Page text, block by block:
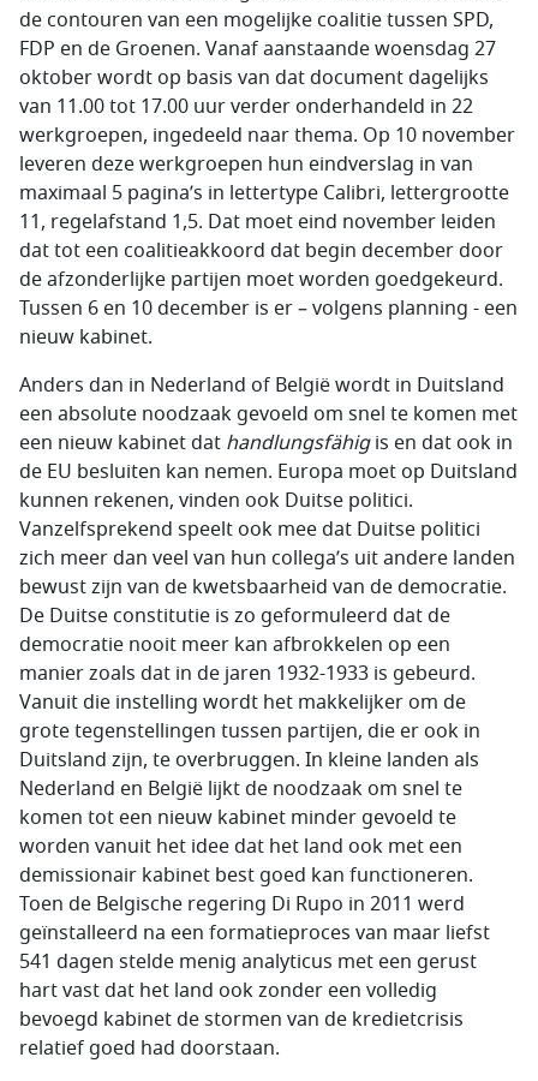
de contouren van een mogelijke coalitie tussen SPD,
FDP en de Groenen. Vanaf aanstaande woensdag 27
oktober wordt op basis van dat document dagelijks
van 11.00 tot 17.00 uur verder onderhandeld in 22
werkgroepen, ingedeeld naar thema. Op 10 november
leveren deze werkgroepen hun eindverslag in van
maximaal 5 pagina’s in lettertype Calibri, lettergrootte
11, regelafstand 1,5. Dat moet eind november leiden
dat tot een coalitieakkoord dat begin december door
de afzonderlijke partijen moet worden goedgekeurd.
Tussen 6 en 10 december is er – volgens planning - een
nieuw kabinet.
Anders dan in Nederland of België wordt in Duitsland
een absolute noodzaak gevoeld om snel te komen met
een nieuw kabinet dat handlungsfähigis en dat ook in
de EU besluiten kan nemen. Europa moet op Duitsland
kunnen rekenen, vinden ook Duitse politici.
Vanzelfsprekend speelt ook mee dat Duitse politici
zich meer dan veel van hun collega’s uit andere landen
bewust zijn van de kwetsbaarheid van de democratie.
De Duitse constitutie is zo geformuleerd dat de
democratie nooit meer kan afbrokkelen op een
manier zoals dat in de jaren 1932-1933 is gebeurd.
Vanuit die instelling wordt het makkelijker om de
grote tegenstellingen tussen partijen, die er ook in
Duitsland zijn, te overbruggen. In kleine landen als
Nederland en België lijkt de noodzaak om snel te
komen tot een nieuw kabinet minder gevoeld te
worden vanuit het idee dat het land ook met een
demissionair kabinet best goed kan functioneren.
Toen de Belgische regering Di Rupo in 2011 werd
geïnstalleerd na een formatieproces van maar liefst
541 dagen stelde menig analyticus met een gerust
hart vast dat het land ook zonder een volledig
bevoegd kabinet de stormen van de kredietcrisis
relatief goed had doorstaan.